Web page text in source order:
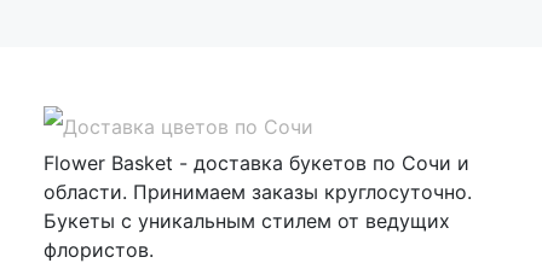
Flower Basket - доставка букетов по Сочи и
области. Принимаем заказы круглосуточно.
Букеты с уникальным стилем от ведущих
флористов.